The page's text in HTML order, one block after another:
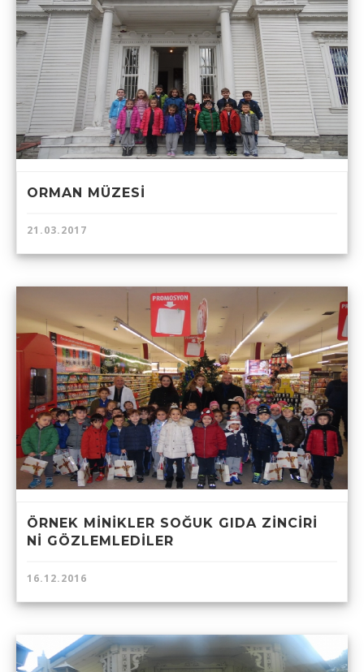
ORMAN MÜZESİ
21.03.2017
ÖRNEK MİNİKLER SOĞUK GIDA ZİNCİRİ
Nİ GÖZLEMLEDİLER
16.12.2016